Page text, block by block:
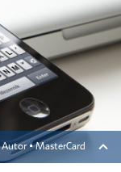
Autor ▪MasterCard